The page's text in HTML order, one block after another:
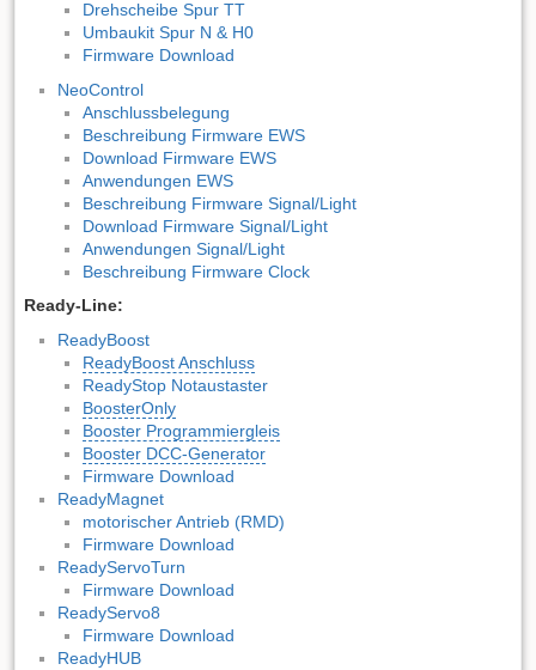
Drehscheibe Spur TT
Umbaukit Spur N & H0
Firmware Download
NeoControl
Anschlussbelegung
Beschreibung Firmware EWS
Download Firmware EWS
Anwendungen EWS
Beschreibung Firmware Signal/Light
Download Firmware Signal/Light
Anwendungen Signal/Light
Beschreibung Firmware Clock
Ready-Line:
ReadyBoost
ReadyBoost Anschluss
ReadyStop Notaustaster
BoosterOnly
Booster Programmiergleis
Booster DCC-Generator
Firmware Download
ReadyMagnet
motorischer Antrieb (RMD)
Firmware Download
ReadyServoTurn
Firmware Download
ReadyServo8
Firmware Download
ReadyHUB